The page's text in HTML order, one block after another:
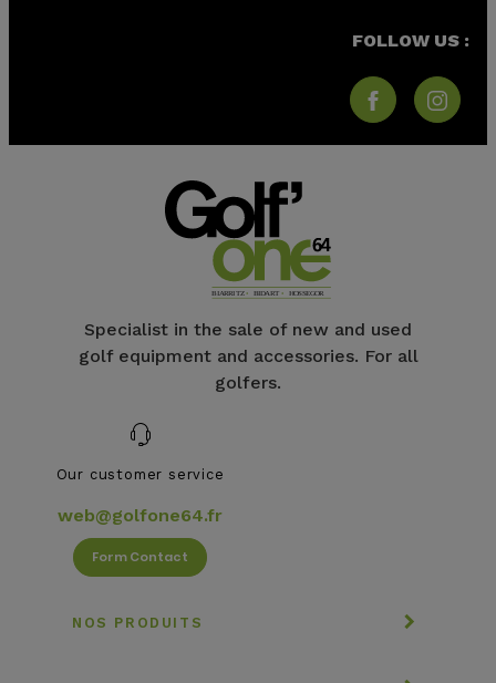
FOLLOW US :
Specialist in the sale of new and used
golf equipment and accessories. For all
golfers.
Our customer service
web@golfone64.fr
Form Contact
NOS PRODUITS